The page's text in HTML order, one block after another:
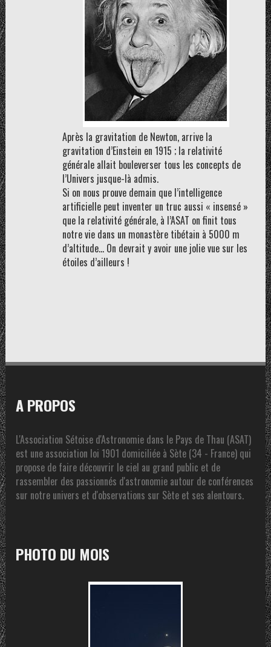
Après la gravitation de Newton, arrive la
gravitation d’Einstein en 1915 ; la relativité
générale allait bouleverser tous les concepts de
l’Univers jusque-là admis.
Si on nous prouve demain que l’intelligence
artificielle peut inventer un truc aussi « insensé »
que la relativité générale, à l’ASAT on finit tous
notre vie dans un monastère tibétain à 5000 m
d’altitude… On devrait y avoir une jolie vue sur les
étoiles d’ailleurs !
A PROPOS
L'Association Sétoise d'Astronomie dans le Pays de Thau (ASAT)
est une association loi 1901 domiciliée à Sète (34 - France) qui
propose de faire découvrir le ciel au grand public et de
rassembler des passionnés d'astronomie autour de conférences
sur notre univers et d'observations sur Sète et ses alentours.
PHOTO DU MOIS